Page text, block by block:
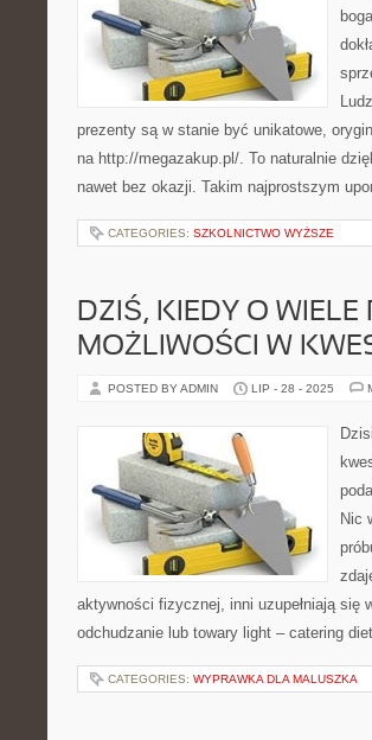
prezenty są w stanie być unikatowe,
na http://megazakup.pl/. To naturalnie
nawet bez okazji. Takim najprostszym
CATEGORIES: SZKOLNICTWO WYŻSZE
DZIŚ, KIEDY O WIELE
MOŻLIWOŚCI W
POSTED BY ADMIN LIP - 28 - 2025
Nic
aktywności fizycznej, inni uzupełniają się
odchudzanie lub towary light – catering
CATEGORIES: WYPRAWKA DLA MALUSZKA